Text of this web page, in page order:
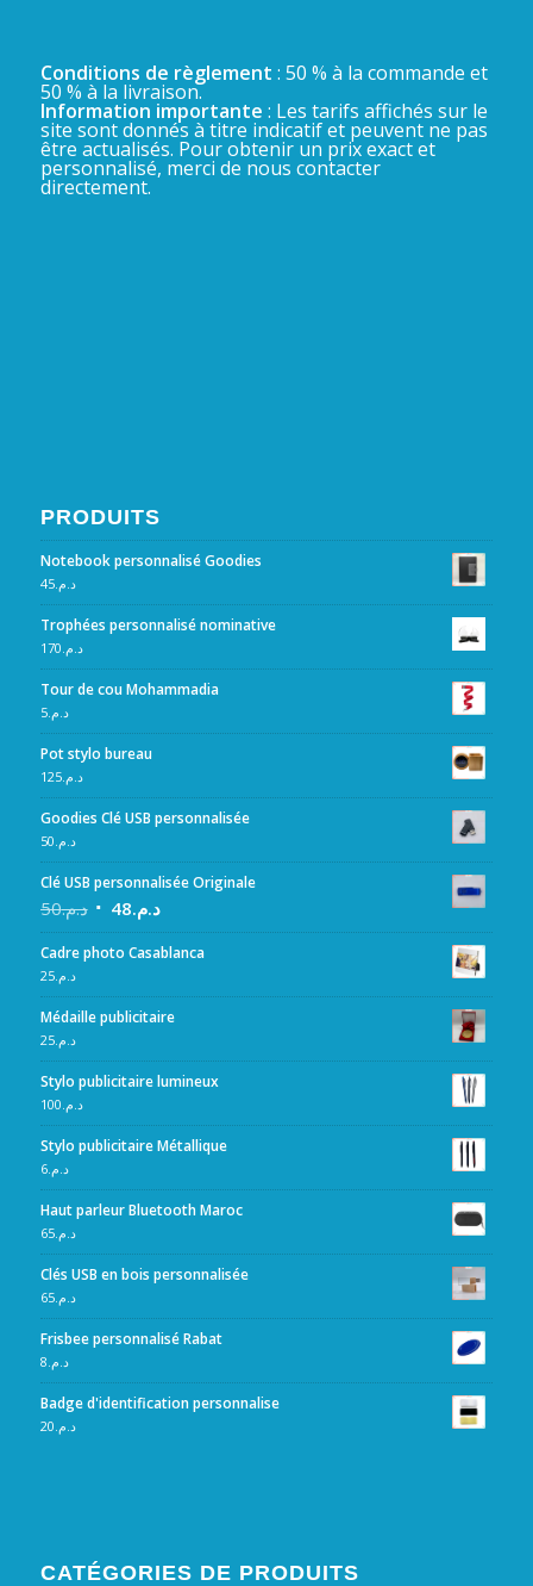
Conditions de règlement : 50 % à la commande et
50 % à la livraison.
Information importante : Les tarifs affichés sur le
site sont donnés à titre indicatif et peuvent ne pas
être actualisés. Pour obtenir un prix exact et
personnalisé, merci de nous contacter
directement.
PRODUITS
Notebook personnalisé Goodies
د.م.45
Trophées personnalisé nominative
د.م.170
Tour de cou Mohammadia
د.م.5
Pot stylo bureau
د.م.125
Goodies Clé USB personnalisée
د.م.50
Clé USB personnalisée Originale
د.م.50 د.م.48
Cadre photo Casablanca
د.م.25
Médaille publicitaire
د.م.25
Stylo publicitaire lumineux
د.م.100
Stylo publicitaire Métallique
د.م.6
Haut parleur Bluetooth Maroc
د.م.65
Clés USB en bois personnalisée
د.م.65
Frisbee personnalisé Rabat
د.م.8
Badge d'identification personnalise
د.م.20
CATÉGORIES DE PRODUITS